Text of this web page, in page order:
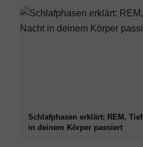
Schlafphasen erklärt: REM,
in deinem Körper passiert